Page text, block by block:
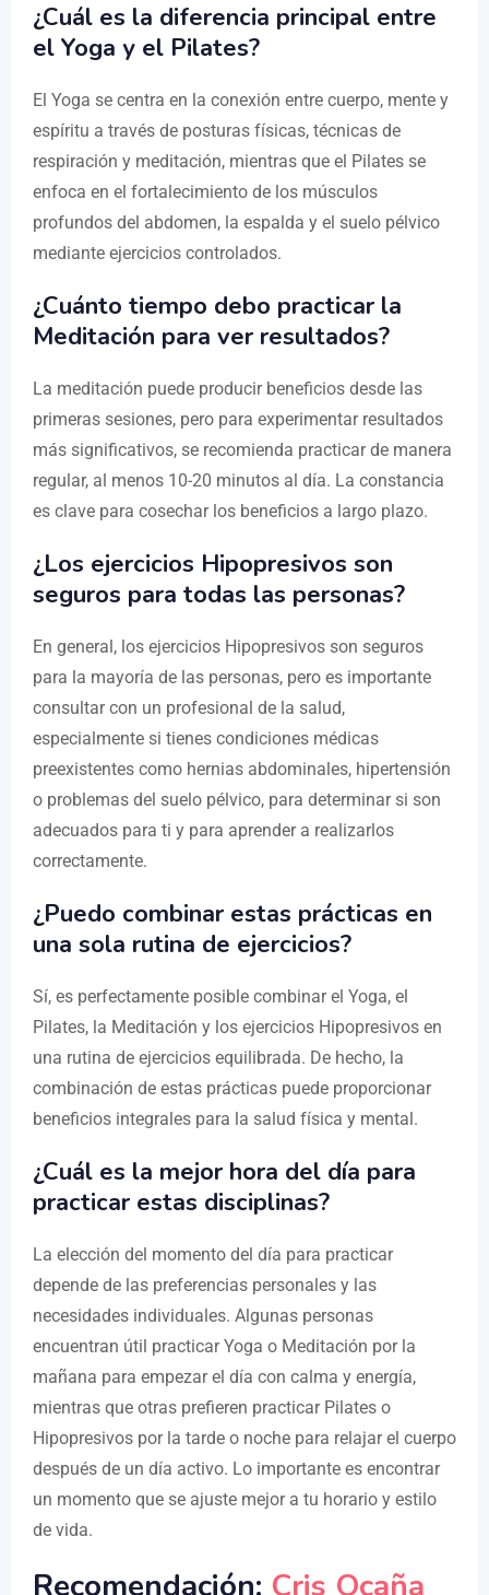
¿Cuál es la diferencia principal entre
el Yoga y el Pilates?
El Yoga se centra en la conexión entre cuerpo, mente y
espíritu a través de posturas físicas, técnicas de
respiración y meditación, mientras que el Pilates se
enfoca en el fortalecimiento de los músculos
profundos del abdomen, la espalda y el suelo pélvico
mediante ejercicios controlados.
¿Cuánto tiempo debo practicar la
Meditación para ver resultados?
La meditación puede producir beneficios desde las
primeras sesiones, pero para experimentar resultados
más significativos, se recomienda practicar de manera
regular, al menos 10-20 minutos al día. La constancia
es clave para cosechar los beneficios a largo plazo.
¿Los ejercicios Hipopresivos son
seguros para todas las personas?
En general, los ejercicios Hipopresivos son seguros
para la mayoría de las personas, pero es importante
consultar con un profesional de la salud,
especialmente si tienes condiciones médicas
preexistentes como hernias abdominales, hipertensión
o problemas del suelo pélvico, para determinar si son
adecuados para ti y para aprender a realizarlos
correctamente.
¿Puedo combinar estas prácticas en
una sola rutina de ejercicios?
Sí, es perfectamente posible combinar el Yoga, el
Pilates, la Meditación y los ejercicios Hipopresivos en
una rutina de ejercicios equilibrada. De hecho, la
combinación de estas prácticas puede proporcionar
beneficios integrales para la salud física y mental.
¿Cuál es la mejor hora del día para
practicar estas disciplinas?
La elección del momento del día para practicar
depende de las preferencias personales y las
necesidades individuales. Algunas personas
encuentran útil practicar Yoga o Meditación por la
mañana para empezar el día con calma y energía,
mientras que otras prefieren practicar Pilates o
Hipopresivos por la tarde o noche para relajar el cuerpo
después de un día activo. Lo importante es encontrar
un momento que se ajuste mejor a tu horario y estilo
de vida.
Recomendación: Cris Ocaña